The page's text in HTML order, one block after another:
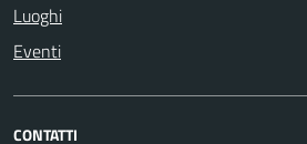
Luoghi
Eventi
CONTATTI